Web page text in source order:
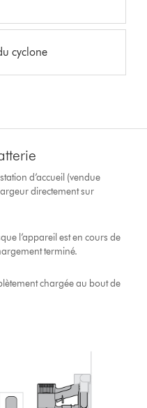
cyclone
d’accueil (vendue
directement sur
l’appareil est en cours de
terminé.
chargée au bout de